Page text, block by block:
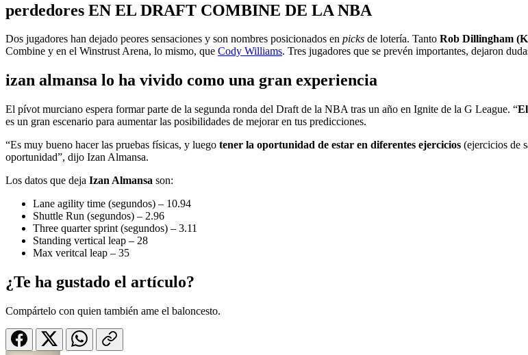
perdedores EN EL DRAFT COMBINE DE LA NBA
Dos jugadores han dejado peores sensaciones y son nombres posicionados en picks de lotería. Tanto Rob Dillingham
Combine y en el Winstrust Arena, lo mismo, que Cody Williams. Tres jugadores que se prevén importantes, dejaron
izan almansa lo ha vivido como una gran experiencia
El pívot murciano espera formar parte de la segunda ronda del Draft de la NBA tras un año en Ignite de la G League. “
es un gran escenario para aumentar las posibilidades de mejorar en tus predicciones.
“Es muy bueno hacer las pruebas físicas, y luego tener la oportunidad de estar en diferentes ejercicios (ejercicios de
oportunidad”, dijo Izan Almansa.
Los datos que deja Izan Almansa son:
Lane agility time (segundos) – 10.94
Shuttle Run (segundos) – 2.96
Three quarter sprint (segundos) – 3.11
Standing vertical leap – 28
Max veritcal leap – 35
¿Te ha gustado el artículo?
Compártelo con quien también ame el baloncesto.